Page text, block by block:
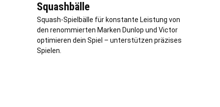
Squashbälle
Squash-Spielbälle für konstante Leistung von
den renommierten Marken Dunlop und Victor
optimieren dein Spiel – unterstützen präzises
Spielen.